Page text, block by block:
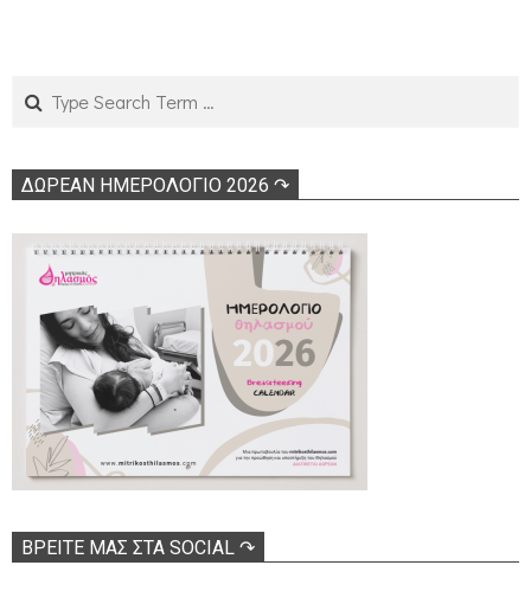
21
ΔΩΡΕΑΝ ΗΜΕΡΟΛΟΓΙΟ 2026 ↷
ΒΡΕΊΤΕ ΜΑΣ ΣΤΑ SOCIAL ↷